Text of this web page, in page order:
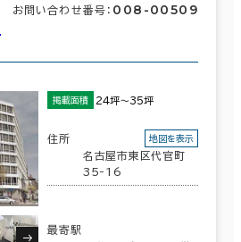
お問い合わせ番号： 008-00509
掲載面積 24坪～35坪
住所
名古屋市東区代官町
35-16
地図を表示
最寄駅